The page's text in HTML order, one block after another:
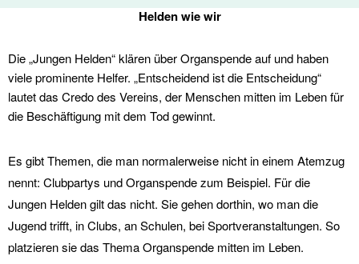
Helden wie wir
Die „Jungen Helden“ klären über Organspende auf und haben
viele prominente Helfer. „Entscheidend ist die Entscheidung“
lautet das Credo des Vereins, der Menschen mitten im Leben für
die Beschäftigung mit dem Tod gewinnt.
Es gibt Themen, die man normalerweise nicht in einem Atemzug
nennt: Clubpartys und Organspende zum Beispiel. Für die
Jungen Helden gilt das nicht. Sie gehen dorthin, wo man die
Jugend trifft, in Clubs, an Schulen, bei Sportveranstaltungen. So
platzieren sie das Thema Organspende mitten im Leben.